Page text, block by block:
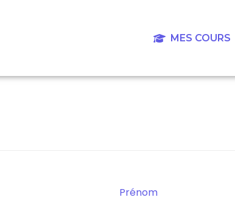
contenuMES COURS
Prénom